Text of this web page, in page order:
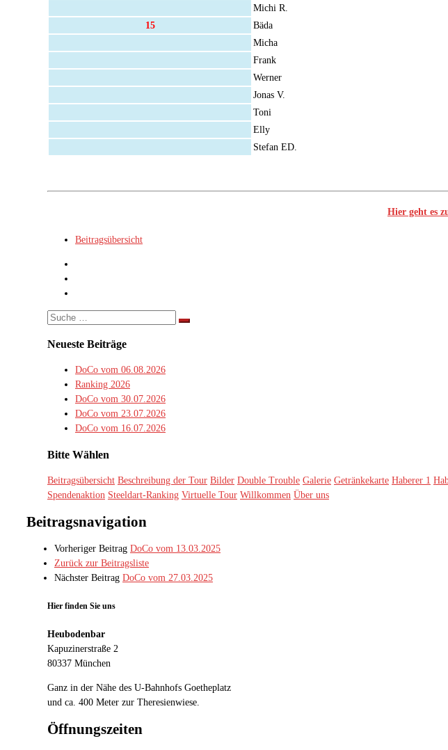
Michi R.
15
Bäda
Micha
Frank
Werner
Jonas V.
Toni
Elly
Stefan ED.
Hier geht es
Beitragsübersicht
Suche
Suche
Neueste Beiträge
DoCo vom 06.08.2026
Ranking 2026
DoCo vom 30.07.2026
DoCo vom 23.07.2026
DoCo vom 16.07.2026
Bitte Wählen
Beitragsübersicht Beschreibung der Tour Bilder Double Trouble Galerie Getränkekarte Haberer 1
Spendenaktion Steeldart-Ranking Virtuelle Tour Willkommen Über uns
Beitragsnavigation
Vorheriger Beitrag DoCo vom 13.03.2025
Zurück zur Beitragsliste
Nächster Beitrag DoCo vom 27.03.2025
Hier finden Sie uns
Heubodenbar
Kapuzinerstraße 2
80337 München
Ganz in der Nähe des U-Bahnhofs Goetheplatz
und ca. 400 Meter zur Theresienwiese.
Öffnungszeiten